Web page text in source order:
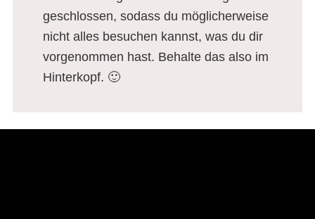
geschlossen, sodass du möglicherweise
nicht alles besuchen kannst, was du dir
vorgenommen hast. Behalte das also im
Hinterkopf. 🙂